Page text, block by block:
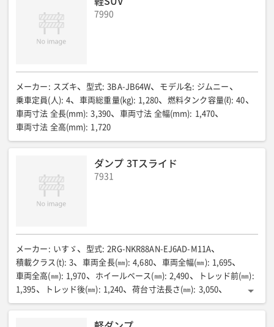
荷台全長(mm)
車両床面地上高(mm)
全幅(mm): ー
7990
メーカー : スズキ 型式: 3BA-JB64W モデル名: ジムニー
乗車定員(人): 4 車両総重量(kg): 1,280 燃料タンク容量(ℓ): 40
車両寸法 全長(mm): 3,390 車両寸法 全幅(mm): 1,470
車両寸法 全高(mm): 1,720
ダンプ 3Tスライド
7931
メーカー : いすゞ 型式: 2RG-NKR88AN-EJ6AD-M11A
積載クラス(t): 3 車両全長(㎜): 4,680 車両全幅(㎜): 1,695
車両全高(㎜): 1,970 ホイールベース(㎜): 2,490 トレッド前(㎜):
1,395
トレッド後(㎜): 1,240 荷台寸法長さ(㎜): 3,050
荷台寸法幅(㎜): 1,600 荷台寸法高さ(㎜): 370 床面地上高(㎜):